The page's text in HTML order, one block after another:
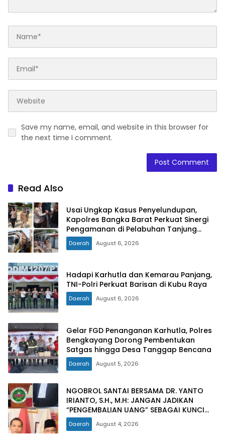
Save my name, email, and website in this browser for
the next time I comment.
Read Also
Usai Ungkap Kasus Penyelundupan,
Kapolres Bangka Barat Perkuat Sinergi
Pengamanan di Pelabuhan Tanjung
Kalian
Daerah August 6, 2026
Hadapi Karhutla dan Kemarau Panjang,
TNI-Polri Perkuat Barisan di Kubu Raya
Daerah August 6, 2026
Gelar FGD Penanganan Karhutla, Polres
Bengkayang Dorong Pembentukan
Satgas hingga Desa Tanggap Bencana
Daerah August 5, 2026
NGOBROL SANTAI BERSAMA DR. YANTO
IRIANTO, S.H., M.H: JANGAN JADIKAN
“PENGEMBALIAN UANG” SEBAGAI KUNCI
PINTU KELUAR DARI JERATAN HUKUM
PIDANA KORUPSI
Daerah August 4, 2026